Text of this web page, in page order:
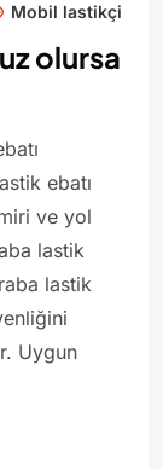
Mobil lastikçi
olursa
ebatı
ve yol
lastik
lastik
Uygun